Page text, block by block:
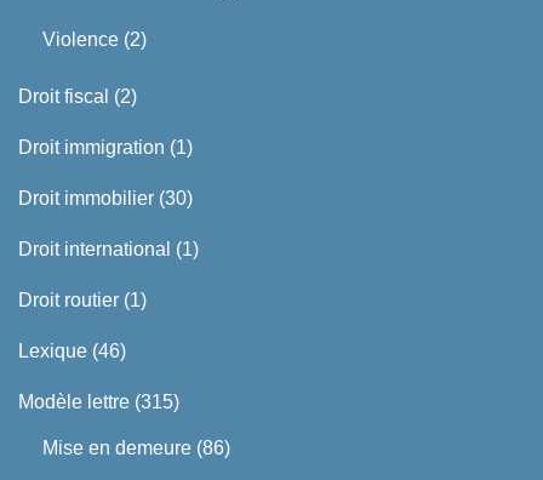
Violence (2)
Droit fiscal (2)
Droit immigration (1)
Droit immobilier (30)
Droit international (1)
Droit routier (1)
Lexique (46)
Modèle lettre (315)
Mise en demeure (86)